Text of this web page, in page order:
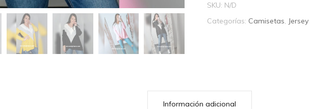
SKU: N/D
Categorías: Camisetas, Jersey
Información adicional